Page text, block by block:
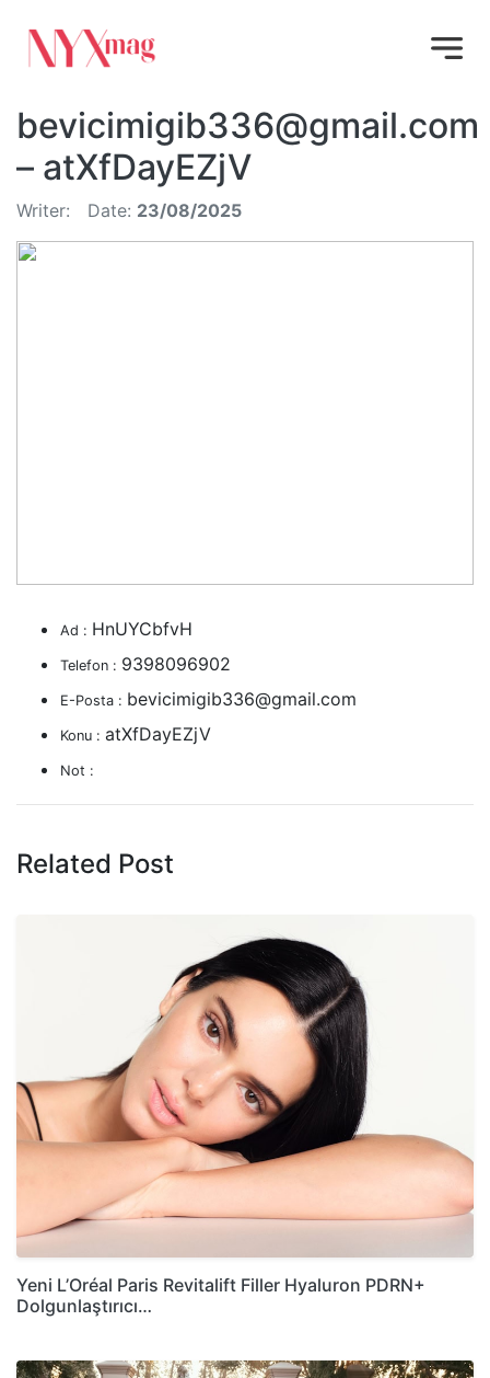
bevicimigib336@gmail.com
– atXfDayEZjV
Writer: Date: 23/08/2025
Ad : HnUYCbfvH
Telefon : 9398096902
E-Posta : bevicimigib336@gmail.com
Konu : atXfDayEZjV
Not :
Related Post
Yeni L’Oréal Paris Revitalift Filler Hyaluron PDRN+
Dolgunlaştırıcı…